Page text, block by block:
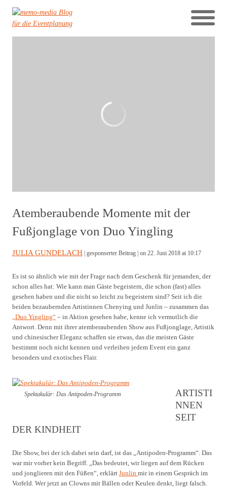
Atemberaubende Momente mit der
Fußjonglage von Duo Yingling
JULIA GUNDELACH | gesponserter Beitrag | on 22. Juni 2018 at 10:17
Es ist so ähnlich wie mit der Frage nach dem Geschenk für jemanden, der
schon alles hat: Wie kann man Gäste begeistern, die schon (fast) alles
gesehen haben und die nicht so leicht zu begeistern sind? Seit ich die
beiden bezaubernden Artistinnen Chenying und Junlin – zusammen das
„Duo Yingling“ – in Aktion gesehen habe, kenne ich vermutlich die
Antwort. Denn mit ihrer atemberaubenden Show aus Fußjonglage, Artistik
und chinesischer Eleganz schaffen sie etwas, das die meisten Gäste
bestimmt noch nicht kennen und verleihen jedem Event ein ganz
besonders und exotisches Flair.
Spektakulär: Das Antipoden-Programm
ARTISTI
NNEN
SEIT
DER KINDHEIT
Die Show, bei der ich dabei sein darf, ist das „Antipoden-Programm“. Das
war mir vorher kein Begriff. „Das bedeutet, wir liegen auf dem Rücken
und jonglieren mit den Füßen“, erklärt Junlin mir in einem Gespräch im
Vorfeld. Wer jetzt an Clowns mit Bällen oder Keulen denkt, liegt falsch.